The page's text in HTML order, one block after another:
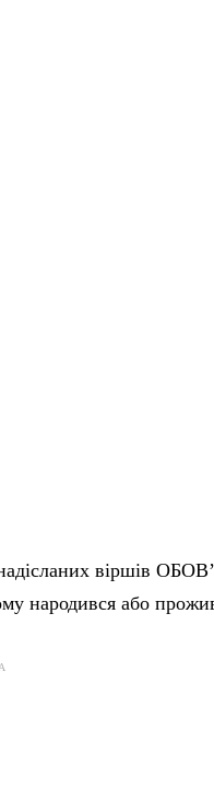
надісланих віршів
або